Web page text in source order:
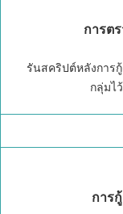
การต
รันสคริปต์หลังการ
กลุ่มไ
การ